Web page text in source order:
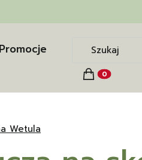
Promocje
Produkty w
Koszyk
Wetula